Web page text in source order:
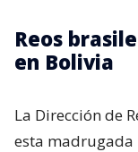
Reos
en Bolivia
La Dirección de
esta madrugada